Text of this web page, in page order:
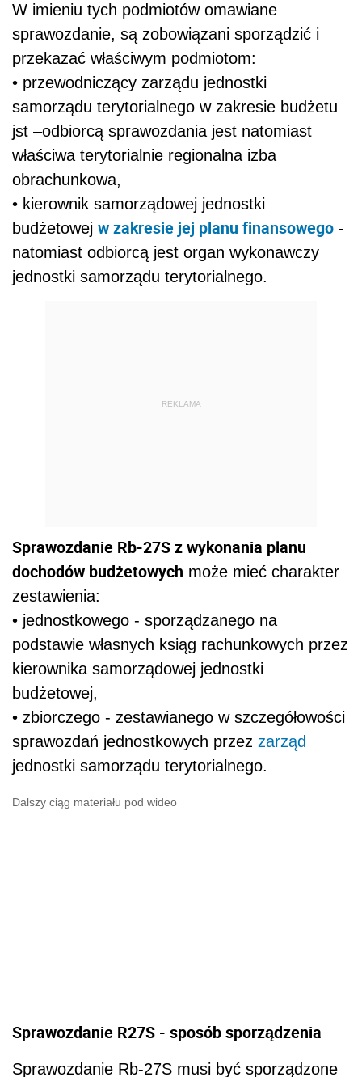
W imieniu tych podmiotów omawiane
sprawozdanie, są zobowiązani sporządzić i
przekazać właściwym podmiotom:
• przewodniczący zarządu jednostki
samorządu terytorialnego w zakresie budżetu
jst –odbiorcą sprawozdania jest natomiast
właściwa terytorialnie regionalna izba
obrachunkowa,
• kierownik samorządowej jednostki
budżetowej w zakresie jej planu finansowego -
natomiast odbiorcą jest organ wykonawczy
jednostki samorządu terytorialnego.
REKLAMA
Sprawozdanie Rb-27S z wykonania planu
dochodów budżetowych może mieć charakter
zestawienia:
• jednostkowego - sporządzanego na
podstawie własnych ksiąg rachunkowych przez
kierownika samorządowej jednostki
budżetowej,
• zbiorczego - zestawianego w szczegółowości
sprawozdań jednostkowych przez zarząd
jednostki samorządu terytorialnego.
Dalszy ciąg materiału pod wideo
Sprawozdanie R27S - sposób sporządzenia
Sprawozdanie Rb-27S musi być sporządzone